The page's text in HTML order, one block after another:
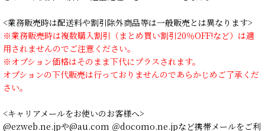
<業務販売時は配送料や割引除外商品等は一般販売とは異なります>
※業務販売時は複数購入割引（まとめ買い割引20％OFF!など）は適
用されませんのでご注意ください。
※オプション価格はそのまま下代にプラスされます。
オプションの下代販売は行っておりませんのであらかじめご了承くだ
さい。
<キャリアメールをお使いのお客様へ>
@ezweb.ne.jpや@au.com ＠docomo.ne.jpなど携帯メールをご利